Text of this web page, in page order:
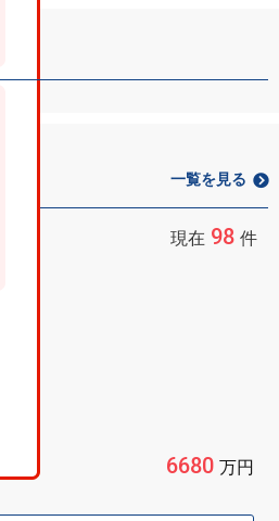
一覧を見る
現在 98 件
6680万円